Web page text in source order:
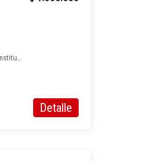
Constitución 1180, Ciudad Autónoma de Buenos Aires, Argentina, Constitución, Capital Federal
Detalle